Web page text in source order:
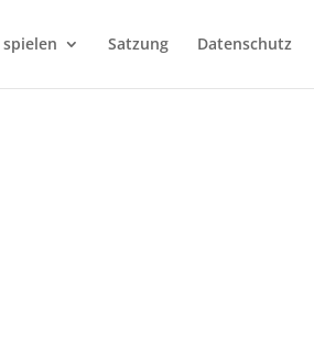
Satzung Datenschutz